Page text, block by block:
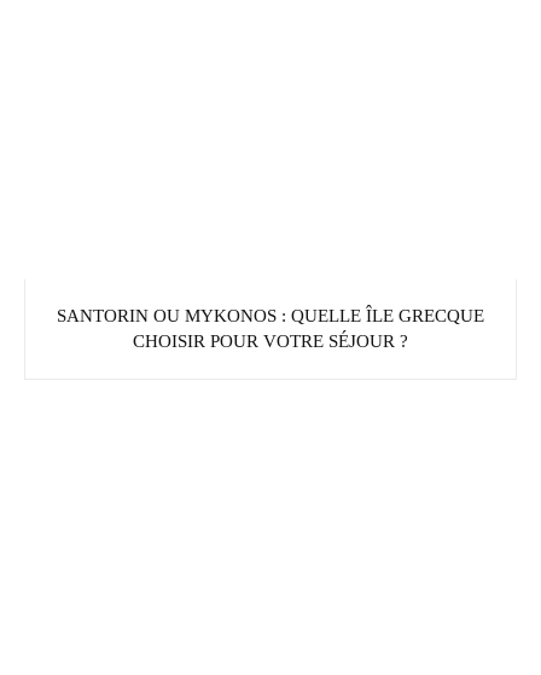
SANTORIN OU MYKONOS : QUELLE ÎLE GRECQUE
CHOISIR POUR VOTRE SÉJOUR ?